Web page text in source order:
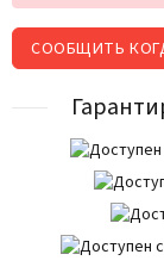
СООБЩИТЬ